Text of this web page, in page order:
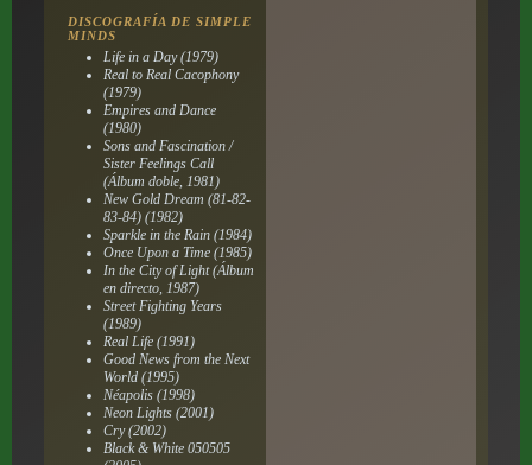
DISCOGRAFÍA DE SIMPLE
MINDS
Life in a Day (1979)
Real to Real Cacophony
(1979)
Empires and Dance
(1980)
Sons and Fascination /
Sister Feelings Call
(Álbum doble, 1981)
New Gold Dream (81-82-
83-84) (1982)
Sparkle in the Rain (1984)
Once Upon a Time (1985)
In the City of Light (Álbum
en directo, 1987)
Street Fighting Years
(1989)
Real Life (1991)
Good News from the Next
World (1995)
Néapolis (1998)
Neon Lights (2001)
Cry (2002)
Black & White 050505